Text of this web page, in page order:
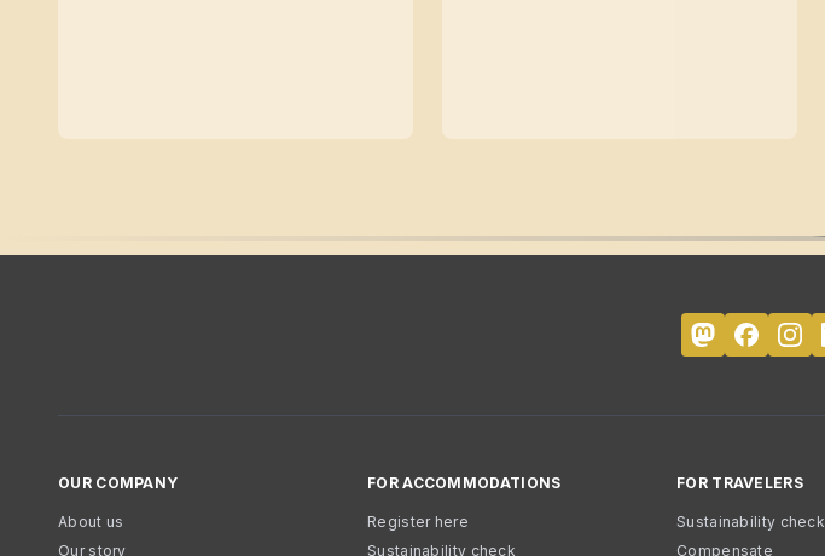
OUR COMPANY
About us
Our story
FOR ACCOMMODATIONS
Register here
Sustainability check
FOR TRAVELERS
Sustainability check
Compensate